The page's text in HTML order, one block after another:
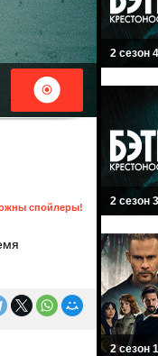
спойлеры!
на
2 сезон
2 сезон
2 сезон